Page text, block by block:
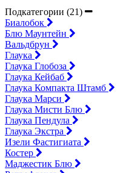
Подкатегории (21)
Биалобок
Блю Маунтейн
Вальдбрун
Глаука
Глаука Глобоза
Глаука Кейбаб
Глаука Компакта Штамб
Глаука Марси
Глаука Мисти Блю
Глаука Пендула
Глаука Экстра
Изели Фастигиата
Костер
Маджестик Блю